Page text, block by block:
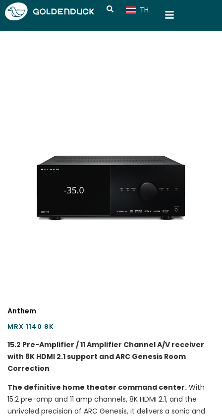
TH
CN
Anthem
MRX 1140 8K
15.2 Pre-Amplifier / 11 Amplifier Channel A/V receiver
with 8K HDMI 2.1 support and ARC Genesis Room
Correction
The definitive home theater command center. With
15.2 pre-amp and 11 amp channels, 8K HDMI 2.1, and the
unrivaled precision of ARC Genesis, it delivers a sonic and